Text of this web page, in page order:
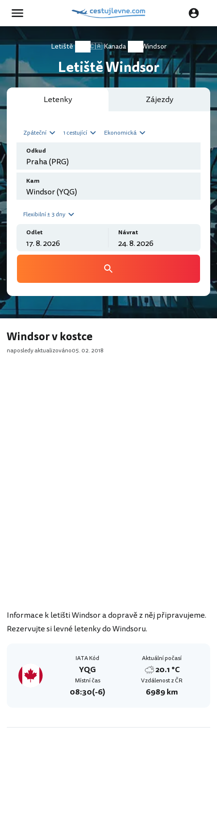
Letiště 🇨🇦 Kanada Windsor
Letiště Windsor
Letenky Zájezdy
Zpáteční 1 cestující Ekonomická
Odkud
Kam
Flexibilní ± 3 dny
Odlet Návrat
Windsor v kostce
naposledy aktualizováno05. 02. 2018
Informace k letišti Windsor a dopravě z něj připravujeme.
Rezervujte si levné letenky do Windsoru.
IATA Kód
YQG
Aktuální počasí
20.1 °C
Místní čas
08:30(-6)
Vzdálenost z ČR
6989 km